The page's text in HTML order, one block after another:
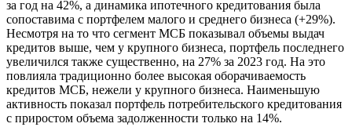
за год на 42%, а динамика ипотечного кредитования была
сопоставима с портфелем малого и среднего бизнеса (+29%).
Несмотря на то что сегмент МСБ показывал объемы выдач
кредитов выше, чем у крупного бизнеса, портфель последнего
увеличился также существенно, на 27% за 2023 год. На это
повлияла традиционно более высокая оборачиваемость
кредитов МСБ, нежели у крупного бизнеса. Наименьшую
активность показал портфель потребительского кредитования
с приростом объема задолженности только на 14%.